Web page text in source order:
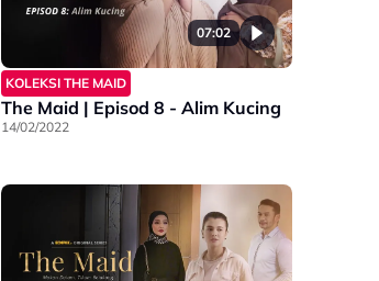
07:02
KOLEKSI THE MAID
The Maid | Episod 8 - Alim Kucing
14/02/2022